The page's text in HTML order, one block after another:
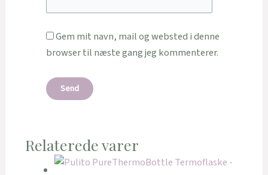
Gem mit navn, mail og websted i denne
browser til næste gang jeg kommenterer.
Relaterede varer